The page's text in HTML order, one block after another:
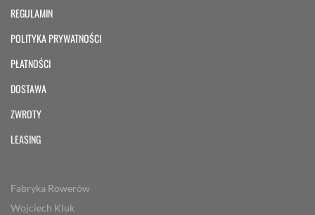
REGULAMIN
POLITYKA PRYWATNOŚCI
PŁATNOŚCI
DOSTAWA
ZWROTY
LEASING
Fabryka Rowerów
Wojciech Kluk